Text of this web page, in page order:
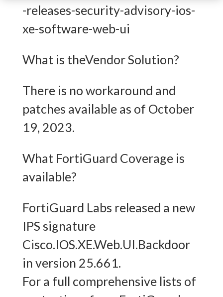
-releases-security-advisory-ios-
xe-software-web-ui
What is theVendor Solution?
There is no workaround and
patches available as of October
19, 2023.
What FortiGuard Coverage is
available?
FortiGuard Labs released a new
IPS signature
Cisco.IOS.XE.Web.UI.Backdoor
in version 25.661.
For a full comprehensive lists of